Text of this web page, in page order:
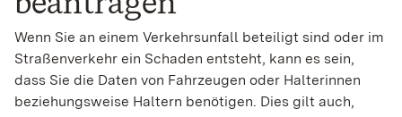
Wenn Sie an einem Verkehrsunfall beteiligt sind oder im
Straßenverkehr ein Schaden entsteht, kann es sein,
dass Sie die Daten von Fahrzeugen oder Halterinnen
beziehungsweise Haltern benötigen. Dies gilt auch,